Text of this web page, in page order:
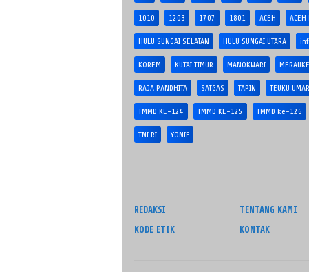
1010 1203 1707 1801 ACEH ACEH
HULU SUNGAI SELATAN HULU SUNGAI UTARA
KOREM KUTAI TIMUR MANOKWARI MERAUKE
RAJA PANDHITA SATGAS TAPIN TEUKU UMAR
TMMD KE-124 TMMD KE-125 TMMD ke-126
TNI RI YONIF
REDAKSI TENTANG KAMI
KODE ETIK
KONTAK